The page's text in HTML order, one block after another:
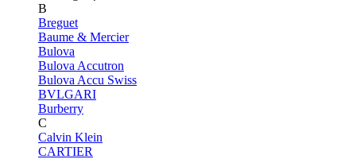
B
Breguet
Baume & Mercier
Bulova
Bulova Accutron
Bulova Accu Swiss
BVLGARI
Burberry
C
Calvin Klein
CARTIER